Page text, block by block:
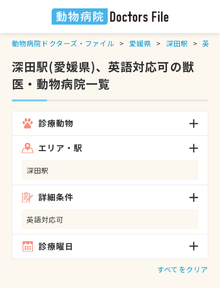
動物病院ドクターズ・ファイル 愛媛県 深田駅 英語
深田駅(愛媛県)、英語対応可の獣
医・動物病院一覧
診療動物
エリア・駅
深田駅
詳細条件
英語対応可
診療曜日
すべてをクリア